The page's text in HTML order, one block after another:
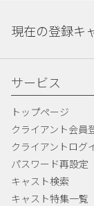
現在の登録キ
サービス
トップページ
クライアント会員
クライアントログ
パスワード再設定
キャスト検索
キャスト特集一覧